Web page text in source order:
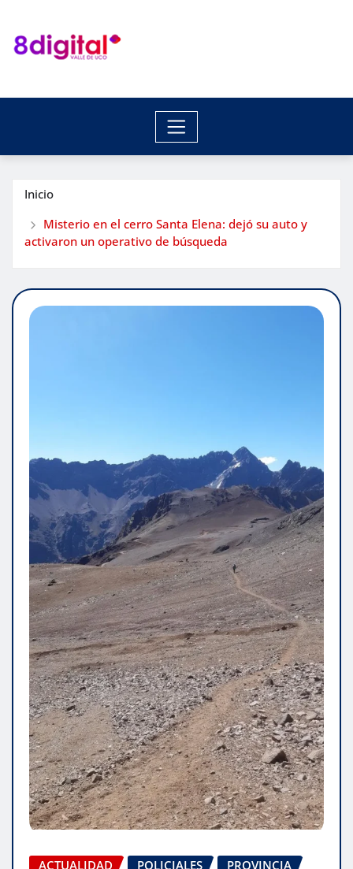
contenido
Inicio
Misterio en el cerro Santa Elena: dejó su auto y
activaron un operativo de búsqueda
ACTUALIDAD POLICIALES
PROVINCIA